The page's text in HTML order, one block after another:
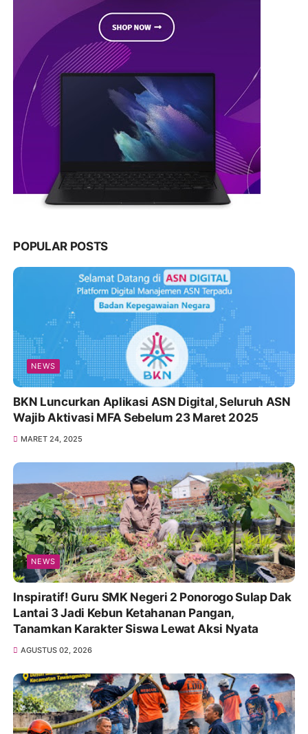
POPULAR POSTS
NEWS
BKN Luncurkan Aplikasi ASN Digital, Seluruh ASN
Wajib Aktivasi MFA Sebelum 23 Maret 2025
MARET 24, 2025
NEWS
Inspiratif! Guru SMK Negeri 2 Ponorogo Sulap Dak
Lantai 3 Jadi Kebun Ketahanan Pangan,
Tanamkan Karakter Siswa Lewat Aksi Nyata
AGUSTUS 02, 2026